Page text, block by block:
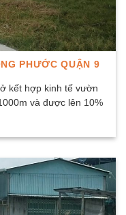
PHƯỚC QUẬN 9
kết hợp kinh tế vườn
và được lên 10%